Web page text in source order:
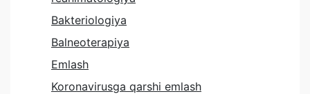
Bakteriologiya
Balneoterapiya
Emlash
Koronavirusga qarshi emlash